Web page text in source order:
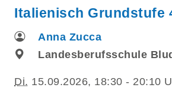
Italienisch Grundstufe
Anna Zucca
Landesberufsschule
Di. 15.09.2026, 18:30 - 20:10